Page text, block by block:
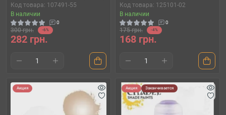
Код товара: 107491-55
В наличии
0
300 грн. -6%
282 грн.
Код товара: 125101-02
В наличии
0
175 грн. -4%
168 грн.
Акция Акция Заканчивается